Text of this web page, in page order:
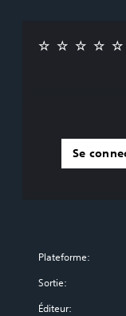
Se
Plateforme:
Sortie:
Éditeur: